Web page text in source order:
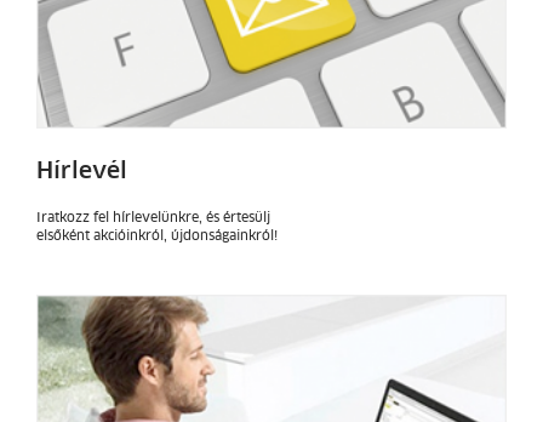
Hírlevél
Iratkozz fel hírlevelünkre, és értesülj
elsőként akcióinkról, újdonságainkról!